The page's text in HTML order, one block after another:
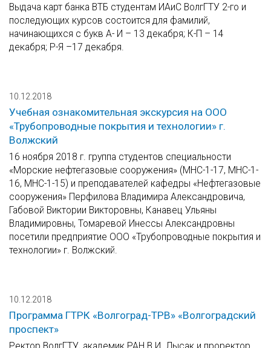
Выдача карт банка ВТБ студентам ИАиС ВолгГТУ 2-го и
последующих курсов состоится для фамилий,
начинающихся с букв А- И – 13 декабря; К-П – 14
декабря; Р-Я –17 декабря.
10.12.2018
Учебная ознакомительная экскурсия на ООО
«Трубопроводные покрытия и технологии» г.
Волжский
16 ноября 2018 г. группа студентов специальности
«Морские нефтегазовые сооружения» (МНС-1-17, МНС-1-
16, МНС-1-15) и преподавателей кафедры «Нефтегазовые
сооружения» Перфилова Владимира Александровича,
Габовой Виктории Викторовны, Канавец Ульяны
Владимировны, Томаревой Инессы Александровны
посетили предприятие ООО «Трубопроводные покрытия и
технологии» г. Волжский.
10.12.2018
Программа ГТРК «Волгоград-ТРВ» «Волгоградский
проспект»